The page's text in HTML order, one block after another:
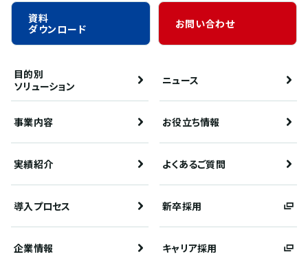
資料
ダウンロード
お問い合わせ
目的別
ソリューション
ニュース
事業内容 お役立ち情報
実績紹介 よくあるご質問
導入プロセス 新卒採用
企業情報 キャリア採用